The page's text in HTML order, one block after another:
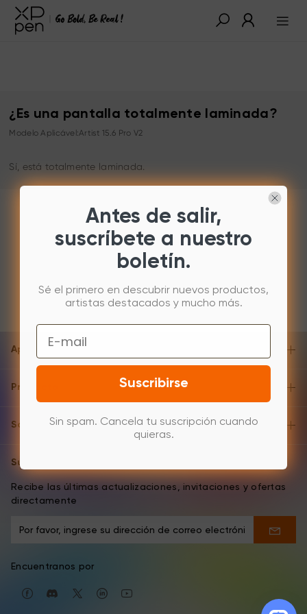
¿Es una pantalla totalmente laminada?
Modelo Aplicável:Artist 15.6 Pro V2
Sí, está totalmente laminada.
Apoyo y ayuda
Producto
Sobre
Suscripción del e-mail
Recibe las últimas actualizaciones, invitaciones y ofertas
directamente
Encuentranos por
Antes de salir,
suscríbete a nuestro
boletín.
Sé el primero en descubrir nuevos productos,
artistas destacados y mucho más.
Email
Suscribirse
Sin spam. Cancela tu suscripción cuando
quieras.